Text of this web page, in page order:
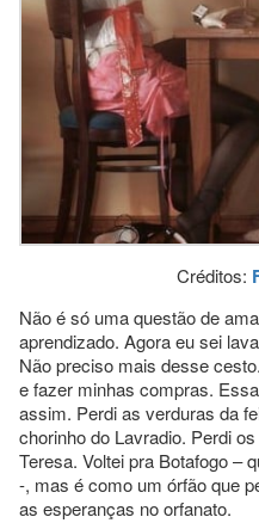
Créditos:
Não é só uma questão de
aprendizado. Agora eu sei
Não preciso mais desse
e fazer minhas compras.
assim. Perdi as verduras da
chorinho do Lavradio. Perdi
Teresa. Voltei pra Botafogo –
-, mas é como um órfão que
as esperanças no orfanato.